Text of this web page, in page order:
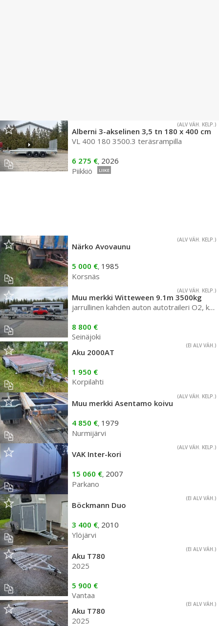
(ALV VÄH. KELP.)
Alberni 3-akselinen 3,5 tn 180 x 400 cm
VL 400 180 3500.3 teräsrampilla
6 275 €, 2026
Piikkiö
LIIKE
(ALV VÄH. KELP.)
Närko Avovaunu
5 000 €, 1985
Korsnäs
(ALV VÄH. KELP.)
Muu merkki Witteween 9.1m 3500kg
jarrullinen kahden auton autotraileri O2, käy henkilö/pakettiautoo...
8 800 €
Seinäjoki
(EI ALV VÄH.)
Aku 2000AT
1 950 €
Korpilahti
(ALV VÄH. KELP.)
Muu merkki Asentamo koivu
4 850 €, 1979
Nurmijärvi
(ALV VÄH. KELP.)
VAK Inter-kori
15 060 €, 2007
Parkano
(EI ALV VÄH.)
Böckmann Duo
3 400 €, 2010
Ylöjärvi
(EI ALV VÄH.)
Aku T780
2025
5 900 €
Vantaa
(EI ALV VÄH.)
Aku T780
2025